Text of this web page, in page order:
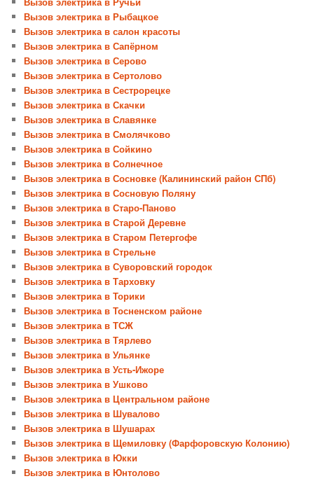
Вызов электрика в Рыбацкое
Вызов электрика в салон красоты
Вызов электрика в Сапёрном
Вызов электрика в Серово
Вызов электрика в Сертолово
Вызов электрика в Сестрорецке
Вызов электрика в Скачки
Вызов электрика в Славянке
Вызов электрика в Смолячково
Вызов электрика в Сойкино
Вызов электрика в Солнечное
Вызов электрика в Сосновке (Калининский район СПб)
Вызов электрика в Сосновую Поляну
Вызов электрика в Старо-Паново
Вызов электрика в Старой Деревне
Вызов электрика в Старом Петергофе
Вызов электрика в Стрельне
Вызов электрика в Суворовский городок
Вызов электрика в Тарховку
Вызов электрика в Торики
Вызов электрика в Тосненском районе
Вызов электрика в ТСЖ
Вызов электрика в Тярлево
Вызов электрика в Ульянке
Вызов электрика в Усть-Ижоре
Вызов электрика в Ушково
Вызов электрика в Центральном районе
Вызов электрика в Шувалово
Вызов электрика в Шушарах
Вызов электрика в Щемиловку (Фарфоровскую Колонию)
Вызов электрика в Юкки
Вызов электрика в Юнтолово